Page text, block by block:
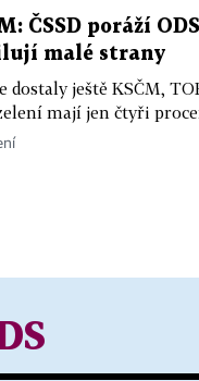
ČSSD poráží ODS
malé strany
dostaly ještě KSČM,
mají jen čtyři